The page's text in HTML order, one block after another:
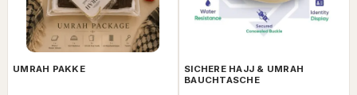
UMRAH PAKKE
SICHERE HAJJ & UMRAH
BAUCHTASCHE